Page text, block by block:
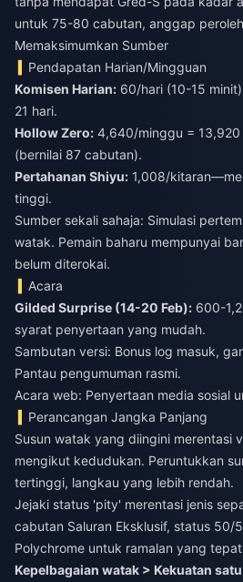
untuk 75-80 cabutan, anggap
Memaksimumkan Sumber
Pendapatan Harian/Mingguan
Komisen Harian: 60/hari (10-15
21 hari.
Hollow Zero: 4,640/minggu = 13,920
(bernilai 87 cabutan).
Pertahanan Shiyu: 1,008/
tinggi.
Sumber sekali sahaja: Simulasi
watak. Pemain baharu mempunyai
belum diterokai.
Acara
Gilded Surprise (14-20 Feb): 600-
syarat penyertaan yang mudah.
Sambutan versi: Bonus log masuk,
Pantau pengumuman rasmi.
Acara web: Penyertaan media sosial
Perancangan Jangka Panjang
Susun watak yang diingini merentasi
mengikut kedudukan. Peruntukkan
tertinggi, langkau yang lebih rendah.
Jejaki status 'pity' merentasi jenis
cabutan Saluran Eksklusif, status 50/
Polychrome untuk ramalan yang
Kepelbagaian watak > Kekuatan